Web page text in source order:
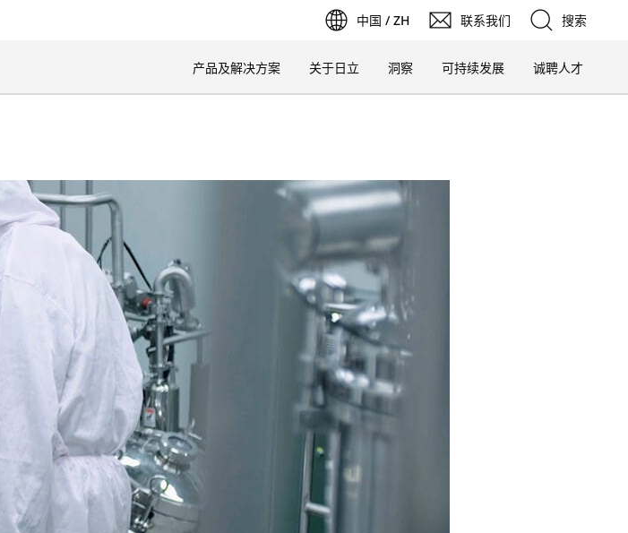
中国 / ZH 联系我们
在
搜索
搜索
产品及解决方案
在
新
标
签
页
中
打 关于日立
在
新
标
签
页
中
打 洞察 可持续发展
在
新
标
签
页
中
打 诚聘人才
在
新
标
签
页
中
打